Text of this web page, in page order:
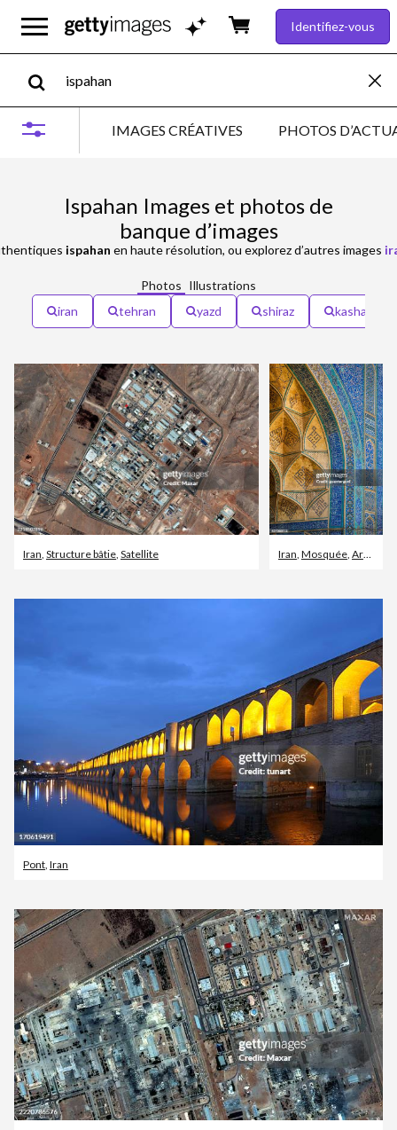
Identifiez-vous
IMAGES CRÉATIVES PHOTOS
Ispahan Images et photos de
banque d’images
ispahan en haute résolution, ou explorez d’autres images
Photos Illustrations
iran
tehran yazd shiraz kashan
Iran Structure bâtie Satellite Iran Mosquée, Architecture
Pont Iran